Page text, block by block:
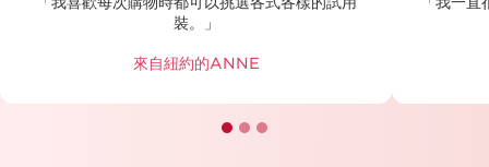
裝。」
來自紐約的ANNE